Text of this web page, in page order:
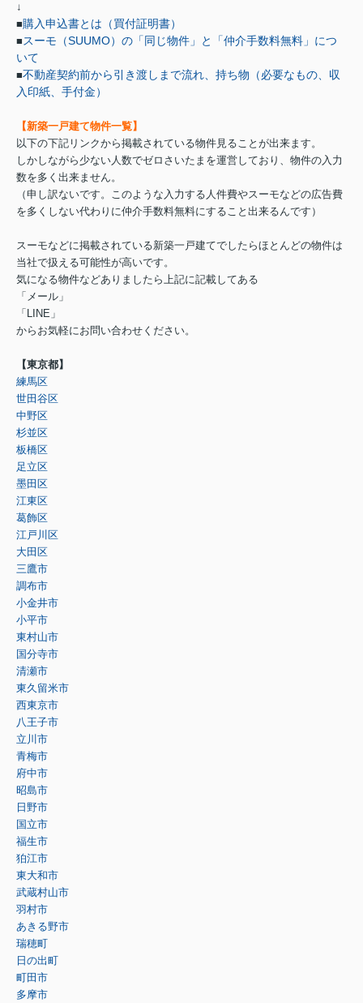
↓
■購入申込書とは（買付証明書）
■ スーモ（SUUMO）の「同じ物件」と「仲介手数料無料」につ
いて
■不動産契約前から引き渡しまで流れ、持ち物（必要なもの、収
入印紙、手付金）
【新築一戸建て物件一覧】
以下の下記リンクから掲載されている物件見ることが出来ます。
しかしながら少ない人数でゼロさいたまを運営しており、物件の入力
数を多く出来ません。
（申し訳ないです。このような入力する人件費やスーモなどの広告費
を多くしない代わりに仲介手数料無料にすること出来るんです）
スーモなどに掲載されている新築一戸建てでしたらほとんどの物件は
当社で扱える可能性が高いです。
気になる物件などありましたら上記に記載してある
「メール」
「LINE」
からお気軽にお問い合わせください。
【東京都】
練馬区
世田谷区
中野区
杉並区
板橋区
足立区
墨田区
江東区
葛飾区
江戸川区
大田区
三鷹市
調布市
小金井市
小平市
東村山市
国分寺市
清瀬市
東久留米市
西東京市
八王子市
立川市
青梅市
府中市
昭島市
日野市
国立市
福生市
狛江市
東大和市
武蔵村山市
羽村市
あきる野市
瑞穂町
日の出町
町田市
多摩市